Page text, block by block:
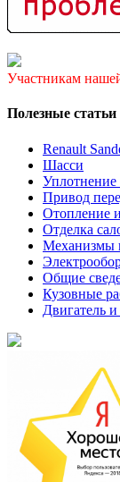
Участникам
Полезные статьи
Renault
Шасси
Привод
Отопление
Отделка
Механизмы
Общие
Кузовные
Двигатель